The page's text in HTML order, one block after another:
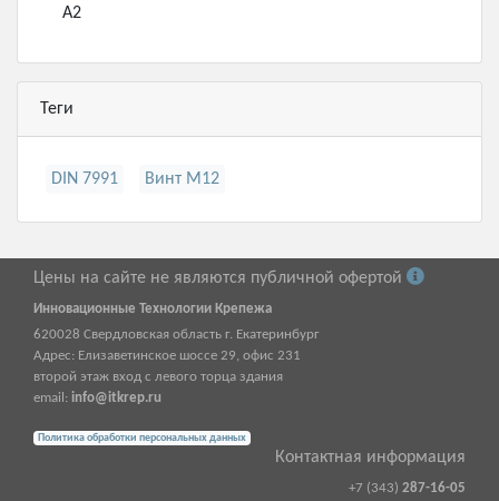
А2
Теги
DIN 7991 Винт М12
Цены на сайте не являются публичной офертой
Инновационные Технологии Крепежа
620028 Свердловская область г. Екатеринбург
Адрес: Елизаветинское шоссе 29, офис 231
второй этаж вход с левого торца здания
email: info@itkrep.ru
Политика обработки персональных данных
Контактная информация
+7 (343) 287-16-05